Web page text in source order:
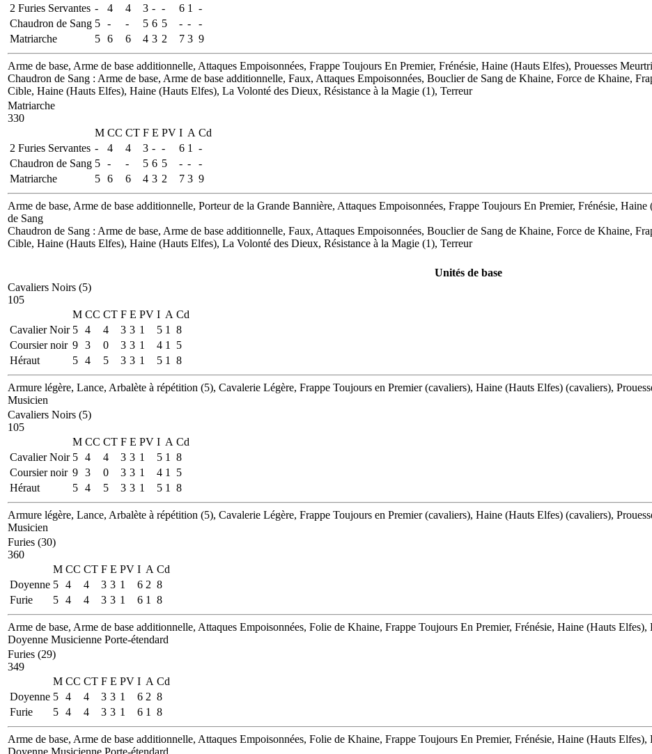
2 Furies Servantes - 4 4 3 - - 6 1
-
Chaudron de Sang 5 - - 5 6 5 - -
-
Matriarche
5 6 6 4 3 2 7 3 9
Arme de base, Arme de base additionnelle, Attaques Empoisonnées, Frappe Toujours En Premier, Frénésie, Haine (Hauts Elfes), Prouesses
Chaudron de Sang : Arme de base, Arme de base additionnelle, Faux, Attaques Empoisonnées, Bouclier de Sang de Khaine, Force de Khaine,
Cible, Haine (Hauts Elfes), Haine (Hauts Elfes), La Volonté des Dieux, Résistance à la Magie (1), Terreur
Matriarche
330
M CC CT F E PV I A Cd
2 Furies Servantes - 4 4 3 - - 6 1
-
Chaudron de Sang 5 - - 5 6 5 - -
-
Matriarche
5 6 6 4 3 2 7 3 9
Arme de base, Arme de base additionnelle, Porteur de la Grande Bannière, Attaques Empoisonnées, Frappe Toujours En Premier, Frénésie,
de Sang
Chaudron de Sang : Arme de base, Arme de base additionnelle, Faux, Attaques Empoisonnées, Bouclier de Sang de Khaine, Force de Khaine,
Cible, Haine (Hauts Elfes), Haine (Hauts Elfes), La Volonté des Dieux, Résistance à la Magie (1), Terreur
Unités de base
Cavaliers Noirs (5)
105
M CC CT F E PV I A Cd
Cavalier Noir 5 4 4 3 3 1 5 1
8
Coursier noir 9 3 0 3 3 1 4 1
5
Héraut
5 4 5 3 3 1 5 1 8
Armure légère, Lance, Arbalète à répétition (5), Cavalerie Légère, Frappe Toujours en Premier (cavaliers), Haine (Hauts Elfes) (cavaliers),
Musicien
Cavaliers Noirs (5)
105
M CC CT F E PV I A Cd
Cavalier Noir 5 4 4 3 3 1 5 1
8
Coursier noir 9 3 0 3 3 1 4 1
5
Héraut
5 4 5 3 3 1 5 1 8
Armure légère, Lance, Arbalète à répétition (5), Cavalerie Légère, Frappe Toujours en Premier (cavaliers), Haine (Hauts Elfes) (cavaliers),
Musicien
Furies (30)
360
M CC CT F E PV I A Cd
Doyenne 5 4 4 3 3 1 6 2 8
Furie
5 4 4 3 3 1 6 1 8
Arme de base, Arme de base additionnelle, Attaques Empoisonnées, Folie de Khaine, Frappe Toujours En Premier, Frénésie, Haine (Hauts Elfes),
Doyenne Musicienne Porte-étendard
Furies (29)
349
M CC CT F E PV I A Cd
Doyenne 5 4 4 3 3 1 6 2 8
Furie
5 4 4 3 3 1 6 1 8
Arme de base, Arme de base additionnelle, Attaques Empoisonnées, Folie de Khaine, Frappe Toujours En Premier, Frénésie, Haine (Hauts Elfes),
Doyenne Musicienne Porte-étendard